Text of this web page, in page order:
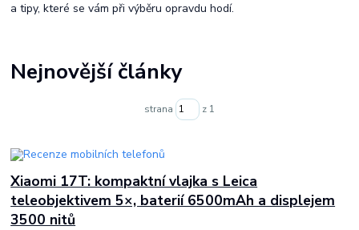
a tipy, které se vám při výběru opravdu hodí.
Nejnovější články
strana z 1
Xiaomi 17T: kompaktní vlajka s Leica
teleobjektivem 5×, baterií 6500mAh a displejem
3500 nitů